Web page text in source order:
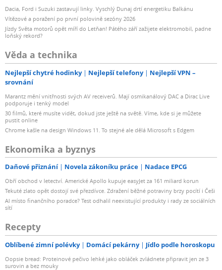
Dacia, Ford i Suzuki zastavují linky. Vyschlý Dunaj drtí energetiku Balkánu
Vítězové a poražení po první polovině sezóny 2026
Jízdy Světa motorů opět míří do Letňan! Pátého září zažijete elektromobil, padne
loňský rekord?
Věda a technika
Nejlepší chytré hodinky Nejlepší telefony
Nejlepší VPN –
srovnání
Marantz mění vnitřnosti svých AV receiverů. Mají osmikanálový DAC a Dirac Live
podporuje i tenký model
30 filmů, které musíte vidět, dokud jste ještě na světě. Víme, kde si je můžete
pustit online
Chrome kašle na design Windows 11. To stejné ale dělá Microsoft s Edgem
Ekonomika a byznys
Daňové přiznání Novela zákoníku práce Nadace EPCG
Obří obchod v letectví. Americké Apollo kupuje easyJet za 161 miliard korun
Tekuté zlato opět dostojí své přezdívce. Zdražení běžné potraviny brzy pocítí i Češi
AI místo finančního poradce? Test odhalil neexistující produkty i rady ze sociálních
sítí
Recepty
Oblíbené zimní polévky Domácí pekárny Jídlo podle horoskopu
Oopsie bread: Proteinové pečivo lehké jako obláček zvládnete připravit jen ze 3
surovin a bez mouky